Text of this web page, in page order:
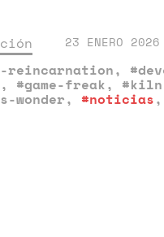
23 ENERO
reincarnation,
, #game-freak, #kiln
wonder, #noticias,